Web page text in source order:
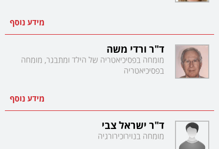
מידע נוסף
ד"ר ורדי משה
מומחה בפסיכיאטריה של הילד ומתבגר, מומחה
בפסיכיאטריה
מידע נוסף
ד"ר ישראל צבי
מומחה בנוירוכירורגיה